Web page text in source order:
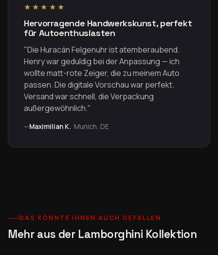
★★★★★
Hervorragende Handwerkskunst, perfekt
für Autoenthusiasten
"Die Huracán Felgenuhr ist atemberaubend.
Henry war geduldig bei der Anpassung — ich
wollte matt-rote Zeiger, die zu meinem Auto
passen. Die digitale Vorschau war perfekt.
Versand war schnell, die Verpackung
außergewöhnlich."
—Maximilian K.· Munich, DE
DAS KÖNNTE IHNEN AUCH GEFALLEN
Mehr aus der Lamborghini Kollektion